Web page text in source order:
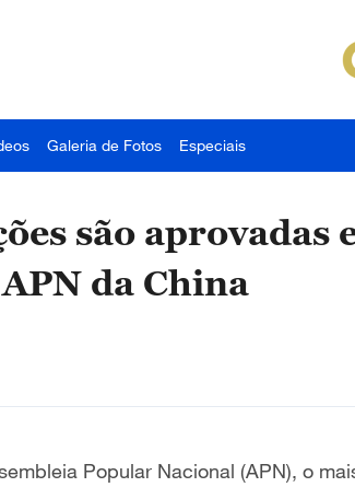
Galeria de Fotos Especiais
são aprovadas
da China
Popular Nacional (APN), o